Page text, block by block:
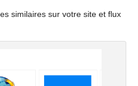
similaires sur votre site et flux